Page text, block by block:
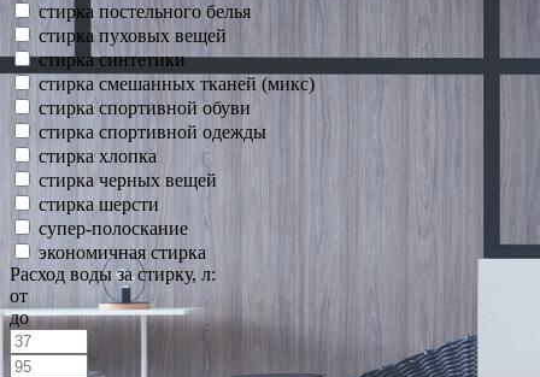
стирка постельного белья
стирка пуховых вещей
стирка синтетики
стирка смешанных тканей (микс)
стирка спортивной обуви
стирка спортивной одежды
стирка хлопка
стирка черных вещей
стирка шерсти
супер-полоскание
экономичная стирка
Расход воды за стирку, л:
от
до